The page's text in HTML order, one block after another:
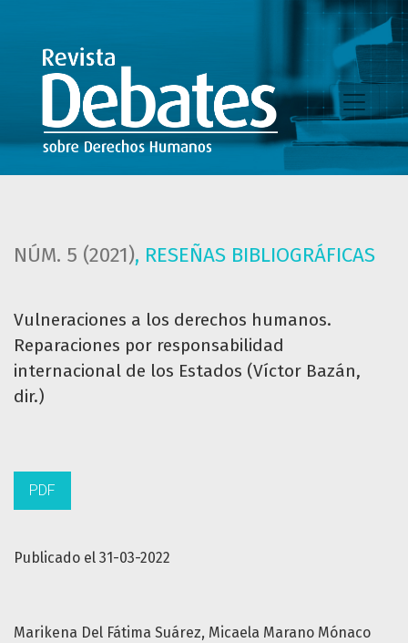
Vulneraciones a los derechos humanos. Reparaciones
NÚM. 5 (2021), RESEÑAS BIBLIOGRÁFICAS
Vulneraciones a los derechos humanos.
Reparaciones por responsabilidad
internacional de los Estados (Víctor Bazán,
dir.)
Publicado el 31-03-2022
PDF
Marikena Del Fátima Suárez Micaela Marano Mónaco